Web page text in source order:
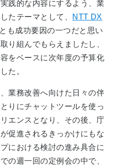
践的な内容にするよう、業
たテーマとして、
NTT DX
も成功要因の一つだと思い
り組んでもらえましたし、
をベースに次年度の予算化
た。
業務改善へ向けた日々の伴
りにチャットツールを使っ
エンスとなり、その後、庁
促進されるきっかけにもな
における検討の進み具合に
の週一回の定例会の中で、